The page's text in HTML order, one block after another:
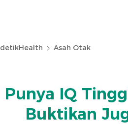
detikHealth Asah Otak
Punya IQ
Buktikan